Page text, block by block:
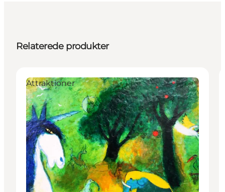
Relaterede produkter
Attraktioner